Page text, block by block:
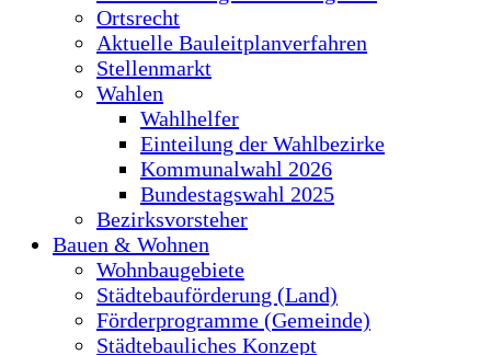
Ortsrecht
Aktuelle Bauleitplanverfahren
Stellenmarkt
Wahlen
Wahlhelfer
Einteilung der Wahlbezirke
Kommunalwahl 2026
Bundestagswahl 2025
Bezirksvorsteher
Bauen & Wohnen
Wohnbaugebiete
Städtebauförderung (Land)
Förderprogramme (Gemeinde)
Städtebauliches Konzept